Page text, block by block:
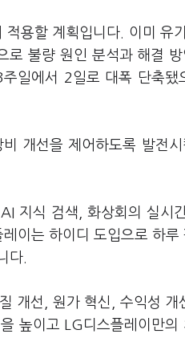
용할 계획입니다. 이미 유
로 불량 원인 분석과 해결
일에서 2일로 대폭 단축됐
개선을 제어하도록 발전시
지식 검색, 화상회의 실시
이는 하이디 도입으로 하루
다.
개선, 원가 혁신, 수익성 개
높이고 LG디스플레이만의